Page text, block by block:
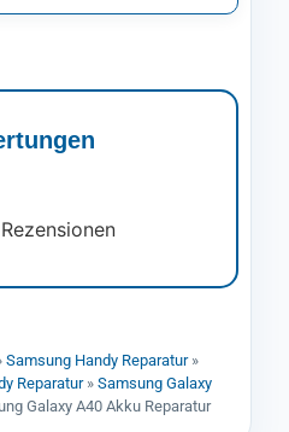
Samsung Handy Reparatur»
Reparatur» Samsung Galaxy
Galaxy A40 Akku Reparatur